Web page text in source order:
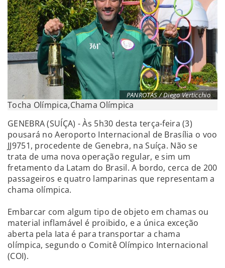
PANROTAS / Diego Verticchio
Tocha Olímpica,Chama Olímpica
GENEBRA (SUÍÇA) - Às 5h30 desta terça-feira (3)
pousará no Aeroporto Internacional de Brasília o voo
JJ9751, procedente de Genebra, na Suíça. Não se
trata de uma nova operação regular, e sim um
fretamento da Latam do Brasil. A bordo, cerca de 200
passageiros e quatro lamparinas que representam a
chama olímpica.
Embarcar com algum tipo de objeto em chamas ou
material inflamável é proibido, e a única exceção
aberta pela Iata é para transportar a chama
olímpica, segundo o Comitê Olímpico Internacional
(COI).